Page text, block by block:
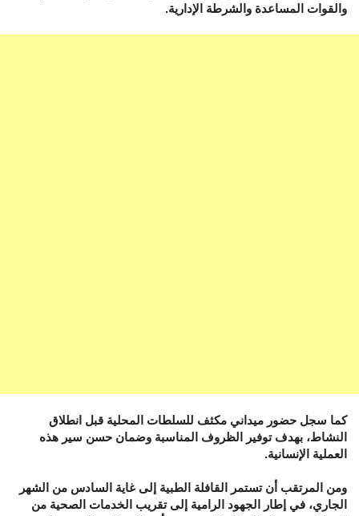
والقوات المساعدة والشرطة الإدارية.
كما سجل حضور ميداني مكثف للسلطات المحلية قبل انطلاق
النشاط، بهدف توفير الظروف المناسبة وضمان حسن سير هذه
العملية الإنسانية.
ومن المرتقب أن تستمر القافلة الطبية إلى غاية السادس من الشهر
الجاري، في إطار الجهود الرامية إلى تقريب الخدمات الصحية من